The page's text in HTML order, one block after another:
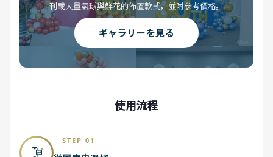
刊載大量氣球與鮮花的佈置款式，並附參考價格。
ギャラリーを見る
使用流程
STEP 01